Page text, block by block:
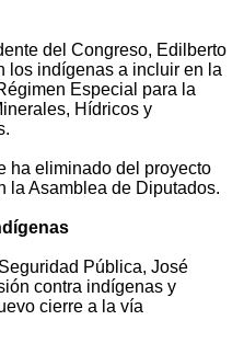
del Congreso, Edilberto
los indígenas a incluir en la
Especial para la
Hídricos y
ha eliminado del proyecto
la Asamblea de Diputados.
Pública, José
contra indígenas y
cierre a la vía